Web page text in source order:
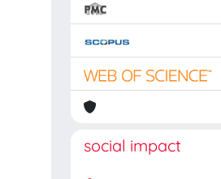
social impact